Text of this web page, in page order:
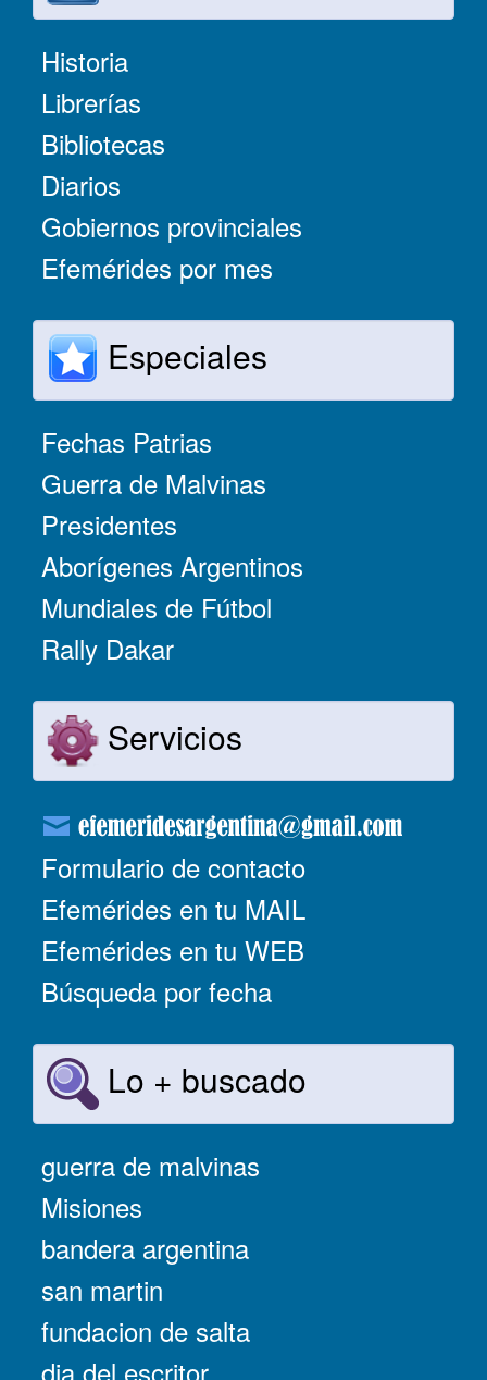
Historia
Librerías
Bibliotecas
Diarios
Gobiernos provinciales
Efemérides por mes
Especiales
Fechas Patrias
Guerra de Malvinas
Presidentes
Aborígenes Argentinos
Mundiales de Fútbol
Rally Dakar
Servicios
Formulario de contacto
Efemérides en tu MAIL
Efemérides en tu WEB
Búsqueda por fecha
Lo + buscado
guerra de malvinas
Misiones
bandera argentina
san martin
fundacion de salta
dia del escritor